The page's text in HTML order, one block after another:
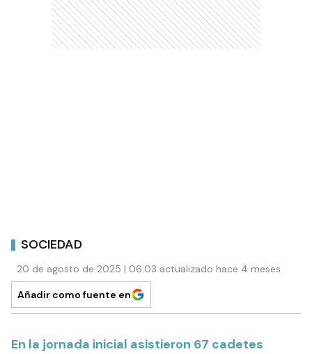
SOCIEDAD
20 de agosto de 2025 | 06:03 actualizado hace 4 meses
Añadir como fuente en
En la jornada inicial asistieron 67 cadetes